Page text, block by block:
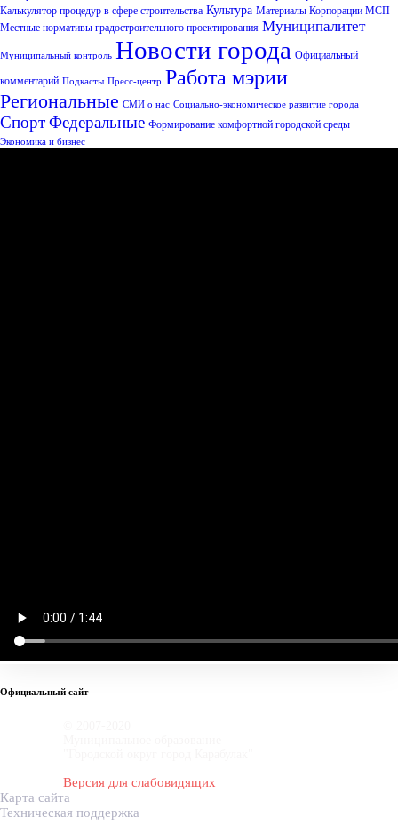
Калькулятор процедур в сфере строительства Культура Материалы Корпорации МСП
Местные нормативы градостроительного проектирования Муниципалитет
Муниципальный контроль Новости города Официальный
комментарий Подкасты Пресс-центр Работа мэрии
Региональные СМИ о нас Социально-экономическое развитие города
СпортФедеральные Формирование комфортной городской среды
Экономика и бизнес
Официальный сайт
Версия для слабовидящих
Карта сайта
Техническая поддержка